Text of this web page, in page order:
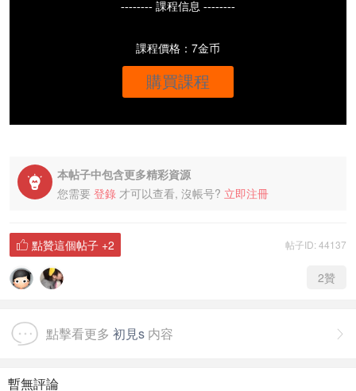
-------- 課程信息 --------
課程價格：7金币
購買課程

本帖子中包含更多精彩資源
您需要 登錄 才可以查看, 沒帳号? 立即注冊
帖子ID: 44137
 點贊這個帖子 +2
2贊

點擊看更多 初見s 内容
暫無評論